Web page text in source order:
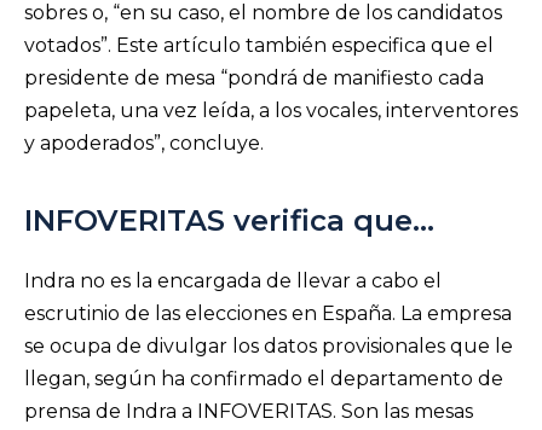
sobres o, “en su caso, el nombre de los candidatos
votados”. Este artículo también especifica que el
presidente de mesa “pondrá de manifiesto cada
papeleta, una vez leída, a los vocales, interventores
y apoderados”, concluye.
INFOVERITAS verifica que…
Indra no es la encargada de llevar a cabo el
escrutinio de las elecciones en España. La empresa
se ocupa de divulgar los datos provisionales que le
llegan, según ha confirmado el departamento de
prensa de Indra a INFOVERITAS. Son las mesas